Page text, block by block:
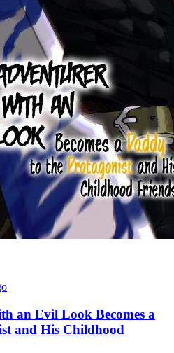
an Evil Look Becomes a
and His Childhood